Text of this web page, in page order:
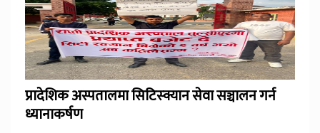
प्रादेशिक अस्पतालमा सिटिस्क्यान सेवा सञ्चालन गर्न
ध्यानाकर्षण